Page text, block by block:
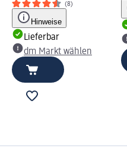
(8)
Hinweise
Lieferbar
dm Markt wählen